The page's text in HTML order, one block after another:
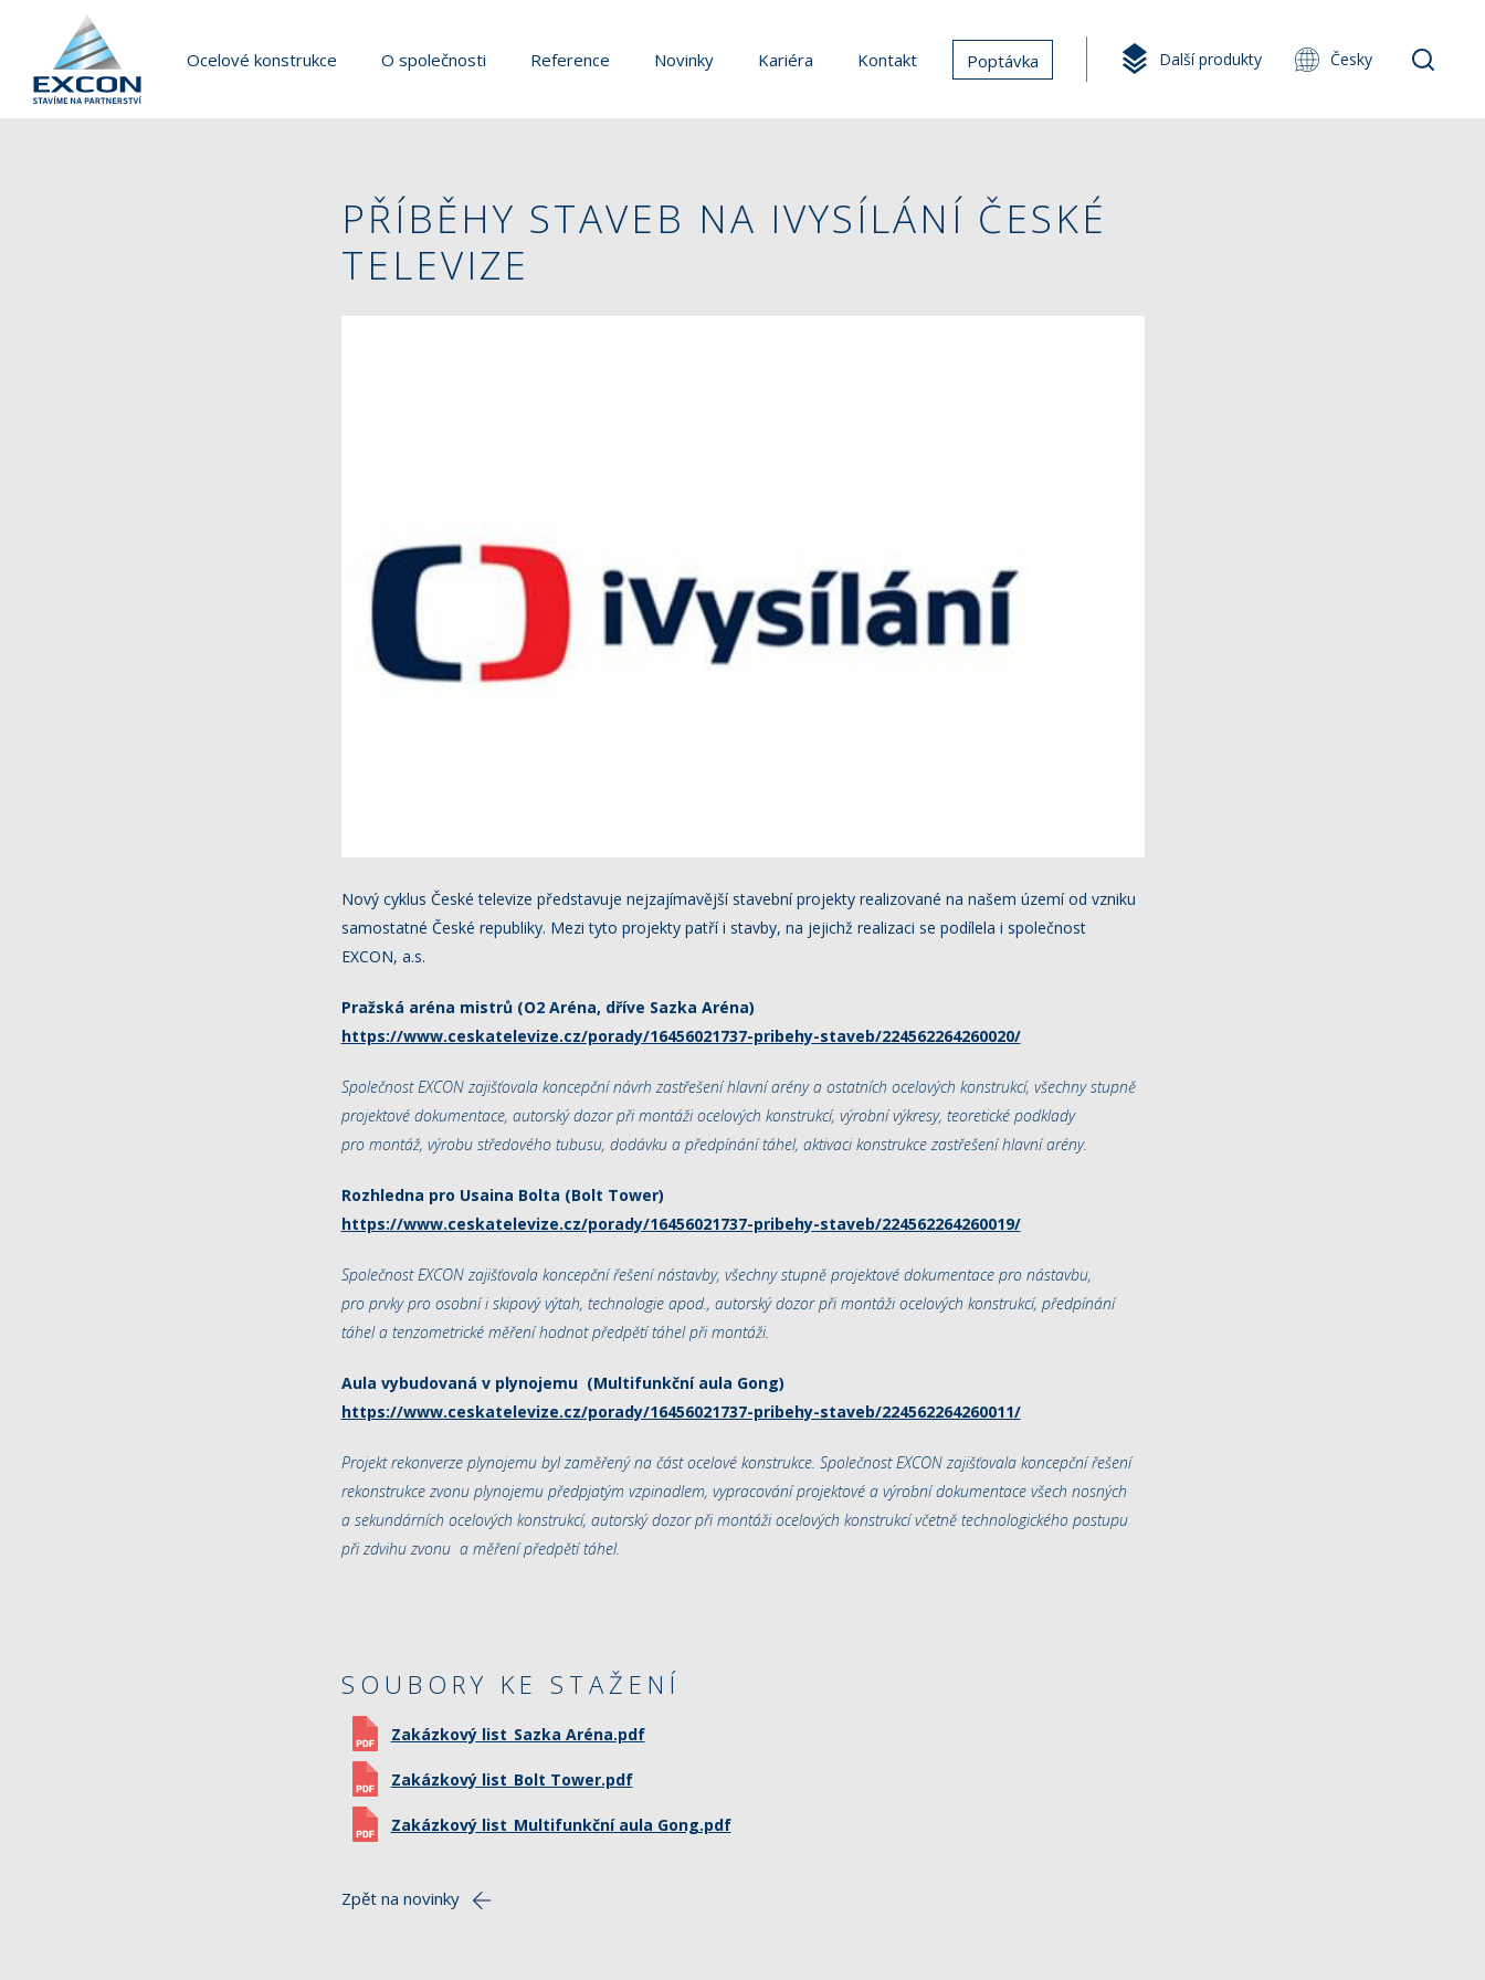
Ocelové konstrukce O společnosti Reference Novinky Kariéra Kontakt Poptávka Další produkty Česky
PŘÍBĚHY STAVEB NA IVYSÍLÁNÍ ČESKÉ
TELEVIZE
Nový cyklus České televize představuje nejzajímavější stavební projekty realizované na našem území od vzniku
samostatné České republiky. Mezi tyto projekty patří i stavby, na jejichž realizaci se podílela i společnost
EXCON, a.s.
Pražská aréna mistrů (O2 Aréna, dříve Sazka Aréna)
https://www.ceskatelevize.cz/porady/16456021737-pribehy-staveb/224562264260020/
Společnost EXCON zajišťovala koncepční návrh zastřešení hlavní arény a ostatních ocelových konstrukcí, všechny stupně
projektové dokumentace, autorský dozor při montáži ocelových konstrukcí, výrobní výkresy, teoretické podklady
pro montáž, výrobu středového tubusu, dodávku a předpínání táhel, aktivaci konstrukce zastřešení hlavní arény.
Rozhledna pro Usaina Bolta (Bolt Tower)
https://www.ceskatelevize.cz/porady/16456021737-pribehy-staveb/224562264260019/
Společnost EXCON zajišťovala koncepční řešení nástavby, všechny stupně projektové dokumentace pro nástavbu,
pro prvky pro osobní i skipový výtah, technologie apod., autorský dozor při montáži ocelových konstrukcí, předpínání
táhel a tenzometrické měření hodnot předpětí táhel při montáži.
Aula vybudovaná v plynojemu (Multifunkční aula Gong)
https://www.ceskatelevize.cz/porady/16456021737-pribehy-staveb/224562264260011/
Projekt rekonverze plynojemu byl zaměřený na část ocelové konstrukce. Společnost EXCON zajišťovala koncepční řešení
rekonstrukce zvonu plynojemu předpjatým vzpinadlem, vypracování projektové a výrobní dokumentace všech nosných
a sekundárních ocelových konstrukcí, autorský dozor při montáži ocelových konstrukcí včetně technologického postupu
při zdvihu zvonu a měření předpětí táhel.
SOUBORY KE STAŽENÍ
Zakázkový list_Sazka Aréna.pdf
Zakázkový list_Bolt Tower.pdf
Zakázkový list_Multifunkční aula Gong.pdf
Zpět na novinky